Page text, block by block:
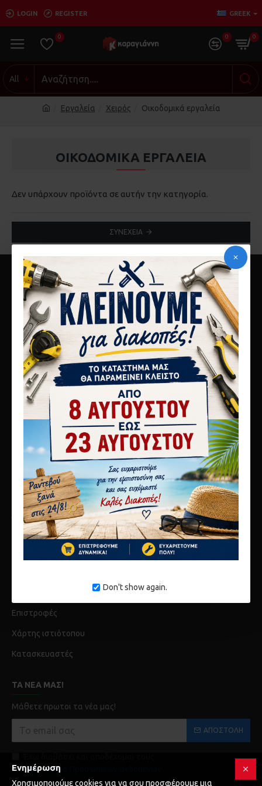
Don't show again.
LOGIN REGISTER GREEK
0 0 0
All
Εργαλεία Χειρός Οικοδομικά εργαλεία
ΟΙΚΟΔΟΜΙΚΆ ΕΡΓΑΛΕΊΑ
Δεν υπάρχουν προϊόντα σε αυτήν την κατηγορία.
ΣΥΝΈΧΕΙΑ
10ο χλμ Αθηνών Λαμίας
Μεταμόρφωση 14451
τηλ 2117808440
info@karagianni.com
Λίγα λόγια για εμάς
Αποστολές
Τρόποι πληρωμής
Όροι
Λογαριασμός
Ιστορικό Παραγγελίων
Επιστροφές
Χάρτης ιστιότοπου
Κατασκευαστές
ΤΑ ΝΈΑ ΜΑΣ!
Μάθετε πρωτοι τα νέα μας!
ΑΠΟΣΤΟΛΉ
Προστασία Προσωπικών Δεδομένων
Ενημέρωση
Χρησιμοποιούμε cookies για να σου προσφέρουμε μια